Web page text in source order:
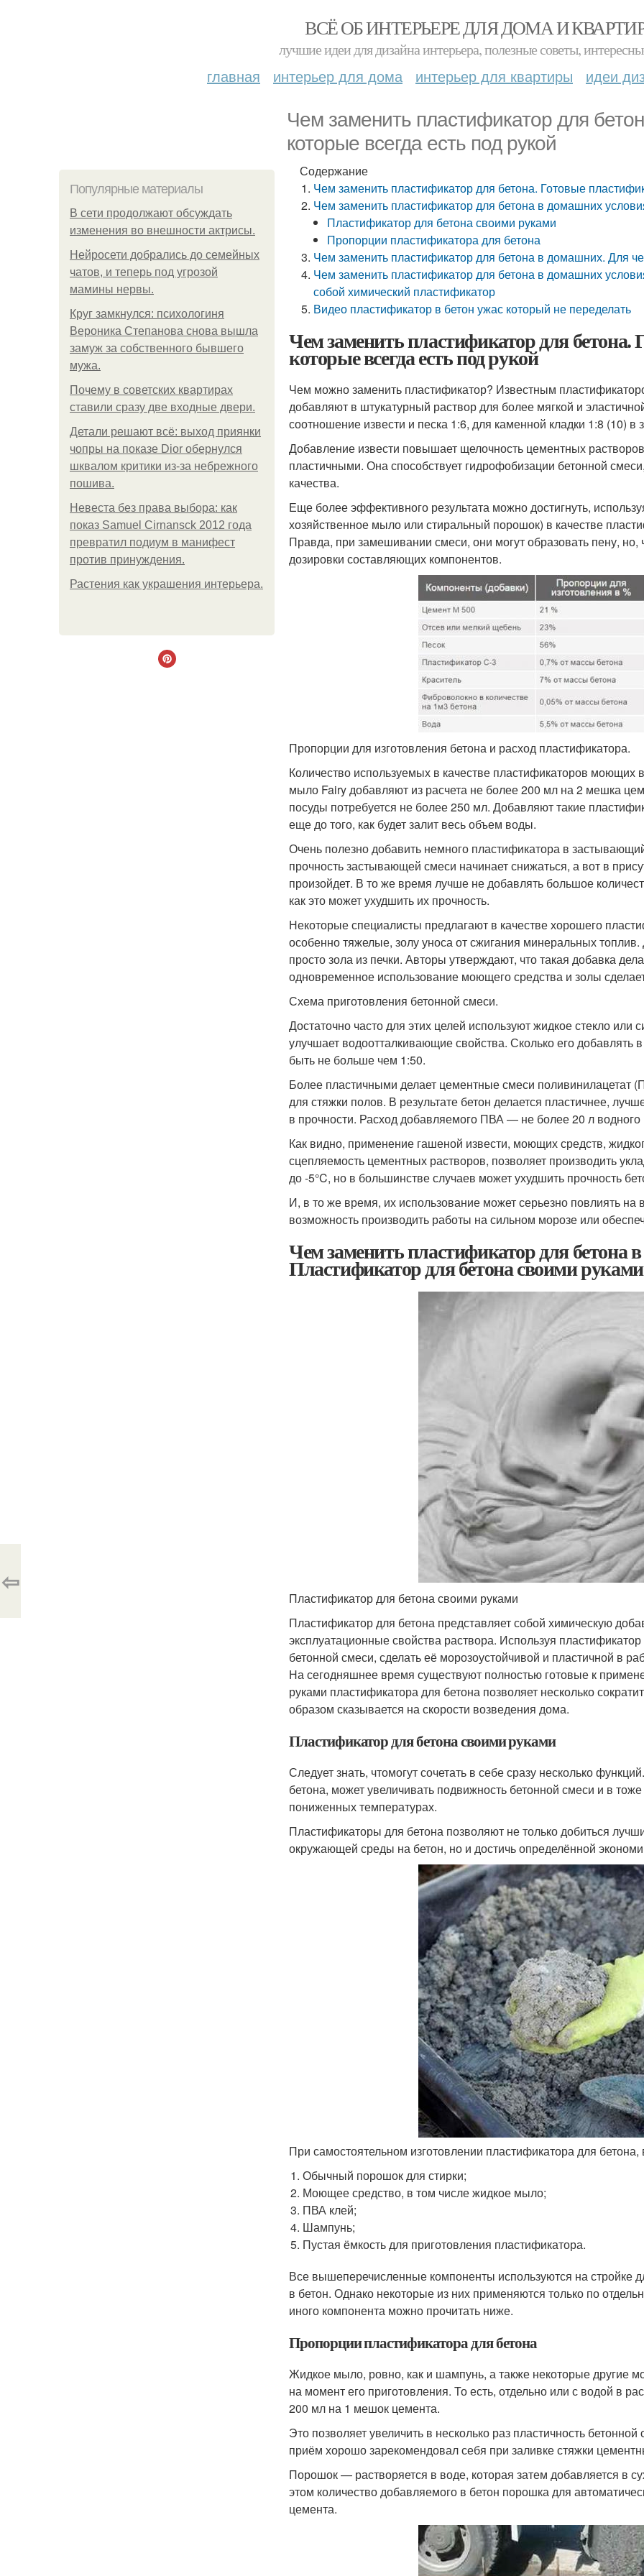
ВСЁ ОБ ИНТЕРЬЕРЕ ДЛЯ ДОМА И
лучшие идеи для дизайна интерьера, полезные советы,
главная интерьер для дома интерьер для квартиры идеи
Чем заменить пластификатор для
которые всегда есть под рукой
Популярные материалы
В сети продолжают обсуждать
изменения во внешности актрисы.
Нейросети добрались до семейных
чатов, и теперь под угрозой
мамины нервы.
Круг замкнулся: психологиня
Вероника Степанова снова вышла
замуж за собственного бывшего
мужа.
Почему в советских квартирах
ставили сразу две входные двери.
Детали решают всё: выход приянки
чопры на показе Dior обернулся
шквалом критики из-за небрежного
пошива.
Невеста без права выбора: как
показ Samuel Cirnansck 2012 года
превратил подиум в манифест
против принуждения.
Растения как украшения интерьера.
Содержание
Чем заменить пластификатор для бетона. Готовые
Чем заменить пластификатор для бетона в домашних
Пластификатор для бетона своими руками
Пропорции пластификатора для бетона
Чем заменить пластификатор для бетона в домашних. Для
Чем заменить пластификатор для бетона в домашних
собой химический пластификатор
Видео пластификатор в бетон ужас который не переделать
Чем заменить пластификатор для
которые всегда есть под рукой
Чем можно заменить пластификатор? Известным
добавляют в штукатурный раствор для более мягкой и
соотношение извести и песка 1:6, для каменной кладки 1:8 (10) в
Добавление извести повышает щелочность цементных
пластичными. Она способствует гидрофобизации бетонной
качества.
Еще более эффективного результата можно достигнуть,
хозяйственное мыло или стиральный порошок) в качестве
Правда, при замешивании смеси, они могут образовать пену, но,
дозировки составляющих компонентов.
Пропорции для изготовления бетона и расход пластификатора.
Количество используемых в качестве пластификаторов моющих
мыло Fairy добавляют из расчета не более 200 мл на 2 мешка
посуды потребуется не более 250 мл. Добавляют такие
еще до того, как будет залит весь объем воды.
Очень полезно добавить немного пластификатора в
прочность застывающей смеси начинает снижаться, а вот в
произойдет. В то же время лучше не добавлять большое
как это может ухудшить их прочность.
Некоторые специалисты предлагают в качестве хорошего
особенно тяжелые, золу уноса от сжигания минеральных
просто зола из печки. Авторы утверждают, что такая добавка
одновременное использование моющего средства и золы
Схема приготовления бетонной смеси.
Достаточно часто для этих целей используют жидкое стекло
улучшает водоотталкивающие свойства. Сколько его
быть не больше чем 1:50.
Более пластичными делает цементные смеси поливинилацетат
для стяжки полов. В результате бетон делается пластичнее,
в прочности. Расход добавляемого ПВА — не более 20 л водного
Как видно, применение гашеной извести, моющих средств,
сцепляемость цементных растворов, позволяет производить
до -5°C, но в большинстве случаев может ухудшить прочность
И, в то же время, их использование может серьезно повлиять на
возможность производить работы на сильном морозе или
Чем заменить пластификатор для бетона
Пластификатор для бетона своими руками
Пластификатор для бетона своими руками
Пластификатор для бетона представляет собой химическую
эксплуатационные свойства раствора. Используя
бетонной смеси, сделать её морозоустойчивой и пластичной в
На сегодняшнее время существуют полностью готовые к
руками пластификатора для бетона позволяет несколько
образом сказывается на скорости возведения дома.
Пластификатор для бетона своими руками
Следует знать, чтомогут сочетать в себе сразу несколько
бетона, может увеличивать подвижность бетонной смеси и в
пониженных температурах.
Пластификаторы для бетона позволяют не только добиться
окружающей среды на бетон, но и достичь определённой
При самостоятельном изготовлении пластификатора для
Обычный порошок для стирки;
Моющее средство, в том числе жидкое мыло;
ПВА клей;
Шампунь;
Пустая ёмкость для приготовления пластификатора.
Все вышеперечисленные компоненты используются на стройке
в бетон. Однако некоторые из них применяются только по
иного компонента можно прочитать ниже.
Пропорции пластификатора для бетона
Жидкое мыло, ровно, как и шампунь, а также некоторые другие
на момент его приготовления. То есть, отдельно или с водой в
200 мл на 1 мешок цемента.
Это позволяет увеличить в несколько раз пластичность
приём хорошо зарекомендовал себя при заливке стяжки
Порошок — растворяется в воде, которая затем добавляется в
этом количество добавляемого в бетон порошка для
цемента.
⇦